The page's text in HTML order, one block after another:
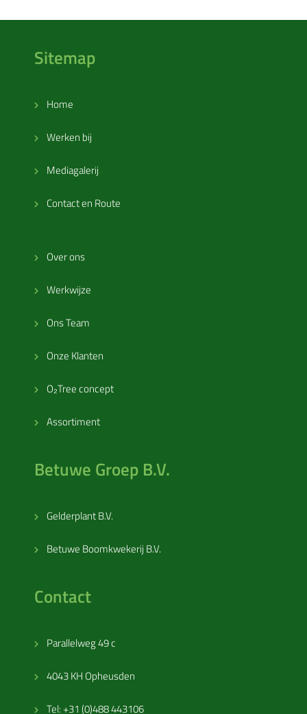
Sitemap
Home
Werken bij
Mediagalerij
Contact en Route
Over ons
Werkwijze
Ons Team
Onze Klanten
O₂Tree concept
Assortiment
Betuwe Groep B.V.
Gelderplant B.V.
Betuwe Boomkwekerij B.V.
Contact
Parallelweg 49 c
4043 KH Opheusden
Tel: +31 (0)488 443106